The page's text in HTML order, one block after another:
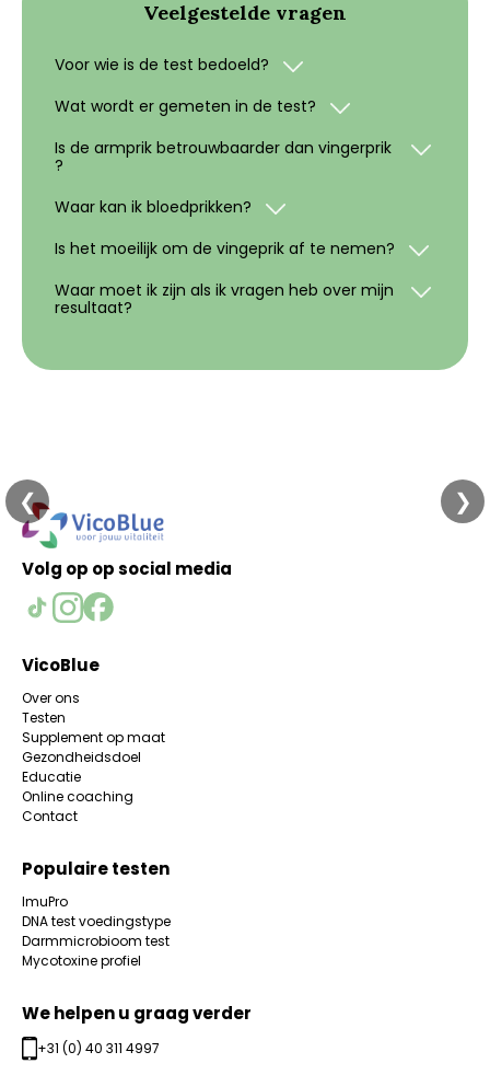
Veelgestelde vragen
Voor wie is de test bedoeld?
Wat wordt er gemeten in de test?
Is de armprik betrouwbaarder dan vingerprik
?
Waar kan ik bloedprikken?
Is het moeilijk om de vingeprik af te nemen?
Waar moet ik zijn als ik vragen heb over mijn
resultaat?
❮ ❯
Volg op op social media
VicoBlue
Over ons
Testen
Supplement op maat
Gezondheidsdoel
Educatie
Online coaching
Contact
Populaire testen
ImuPro
DNA test voedingstype
Darmmicrobioom test
Mycotoxine profiel
We helpen u graag verder
+31 (0) 40 311 4997